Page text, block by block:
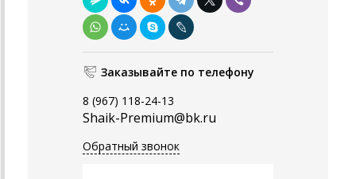
Заказывайте по телефону
8 (967) 118-24-13
Shaik-Premium@bk.ru
Обратный звонок